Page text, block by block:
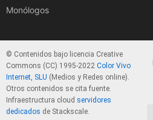
Monólogos
© Contenidos bajo licencia Creative
Commons (CC) 1995-2022 Color Vivo
Internet, SLU (Medios y Redes online).
Otros contenidos se cita fuente.
Infraestructura cloud servidores
dedicados de Stackscale.